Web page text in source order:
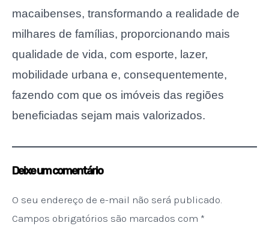
macaibenses, transformando a realidade de
milhares de famílias, proporcionando mais
qualidade de vida, com esporte, lazer,
mobilidade urbana e, consequentemente,
fazendo com que os imóveis das regiões
beneficiadas sejam mais valorizados.
Deixe um comentário
O seu endereço de e-mail não será publicado.
Campos obrigatórios são marcados com *